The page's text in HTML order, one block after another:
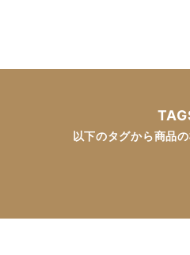
以下のタグから商品の